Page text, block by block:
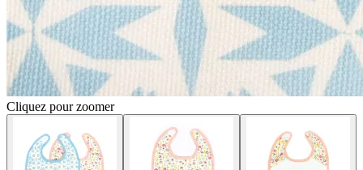
Cliquez pour zoomer